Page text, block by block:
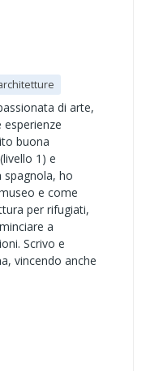
di arte,
esperienze
buona
1) e
spagnola, ho
e come
per rifugiati,
a
Scrivo e
vincendo anche